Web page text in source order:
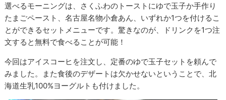
選べるモーニングは、さくふわのトーストにゆで玉子か手作り
たまごペースト、名古屋名物小倉あん、いずれか1つを付けるこ
とができるセットメニューです。驚きなのが、ドリンクを1つ注
文すると無料で食べることが可能！
今回はアイスコーヒを注文し、定番のゆで玉子セットを頼んで
みました。また食後のデザートは欠かせないということで、北
海道生乳100%ヨーグルトも付けました。